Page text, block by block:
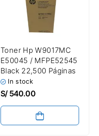
Toner Hp W9017MC
E50045 / MFPE52545
Black 22,500 Páginas
In stock
S/540.00